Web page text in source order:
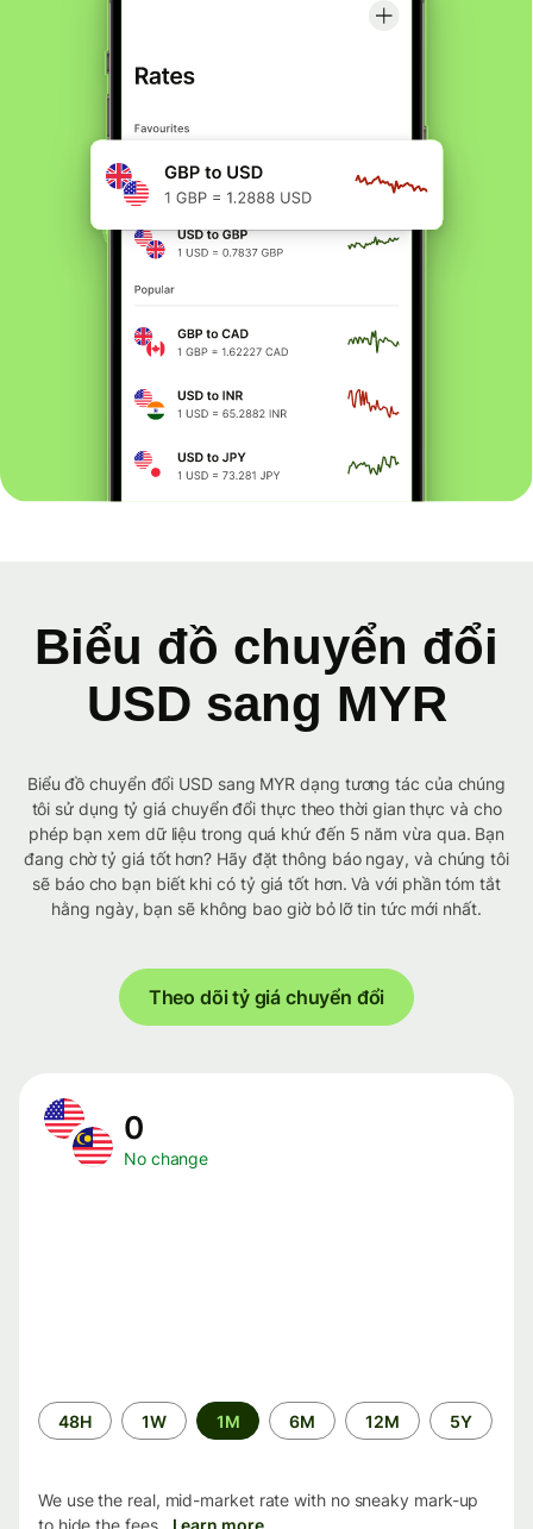
Biểu đồ chuyển đổi
USD sang MYR
Biểu đồ chuyển đổi USD sang MYR dạng tương tác của chúng
tôi sử dụng tỷ giá chuyển đổi thực theo thời gian thực và cho
phép bạn xem dữ liệu trong quá khứ đến 5 năm vừa qua. Bạn
đang chờ tỷ giá tốt hơn? Hãy đặt thông báo ngay, và chúng tôi
sẽ báo cho bạn biết khi có tỷ giá tốt hơn. Và với phần tóm tắt
hằng ngày, bạn sẽ không bao giờ bỏ lỡ tin tức mới nhất.
Theo dõi tỷ giá chuyển đổi
0
No change
Time
period
48H 1W 1M 6M 12M 5Y
We use the real, mid-market rate with no sneaky mark-up